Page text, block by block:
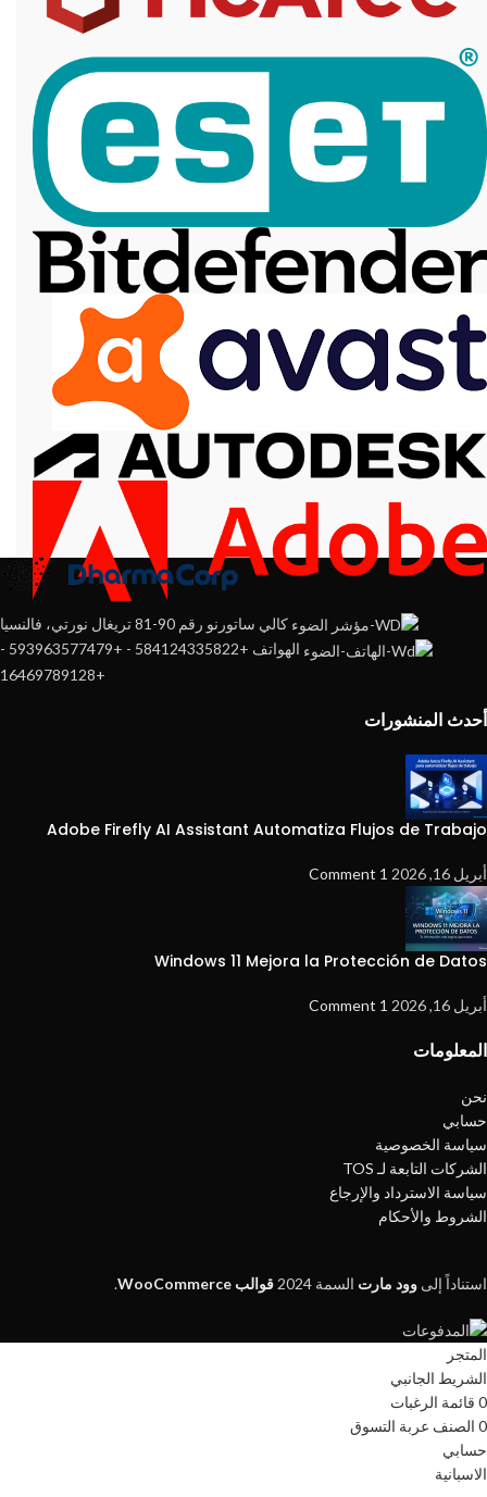
كالي ساتورنو رقم 90-81 تريغال نورتي، فالنسيا
الهواتف +584124335822 - +593963577479 -
+16469789128
أحدث المنشورات
Adobe Firefly AI Assistant Automatiza Flujos de Trabajo
أبريل 16, 2026 1 Comment
Windows 11 Mejora la Protección de Datos
أبريل 16, 2026 1 Comment
المعلومات
نحن
حسابي
سياسة الخصوصية
الشركات التابعة لـ TOS
سياسة الاسترداد والإرجاع
الشروط والأحكام
استناداً إلى وود مارت السمة قوالب WooCommerce .
المتجر
الشريط الجانبي
0 قائمة الرغبات
0 الصنف عربة التسوق
حسابي
الاسبانية